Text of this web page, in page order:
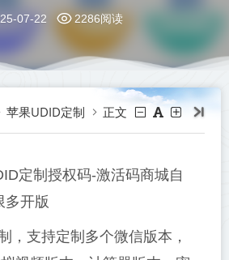
07-22 2286阅读
苹果UDID定制 正文
定制授权码-激活码商城自
多开版
，支持定制多个微信版本，